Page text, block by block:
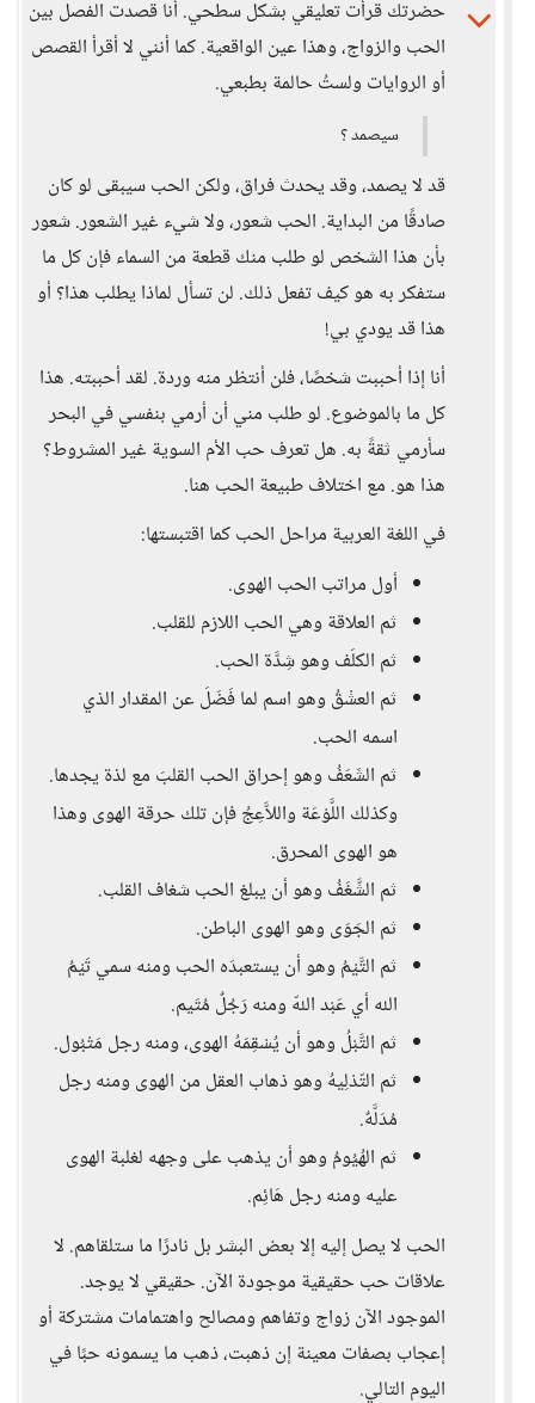
حضرتك قرأت تعليقي بشكل سطحي. أنا قصدت الفصل بين
الحب والزواج، وهذا عين الواقعية. كما أنني لا أقرأ القصص
أو الروايات ولستُ حالمة بطبعي.
سيصمد ؟
قد لا يصمد، وقد يحدث فراق، ولكن الحب سيبقى لو كان
صادقًا من البداية. الحب شعور، ولا شيء غير الشعور. شعور
بأن هذا الشخص لو طلب منك قطعة من السماء فإن كل ما
ستفكر به هو كيف تفعل ذلك. لن تسأل لماذا يطلب هذا؟ أو
هذا قد يودي بي!
أنا إذا أحببت شخصًا، فلن أنتظر منه وردة. لقد أحببته. هذا
كل ما بالموضوع. لو طلب مني أن أرمي بنفسي في البحر
سأرمي ثقةً به. هل تعرف حب الأم السوية غير المشروط؟
هذا هو. مع اختلاف طبيعة الحب هنا.
في اللغة العربية مراحل الحب كما اقتبستها:
أول مراتب الحب الهوى.
ثم العلاقة وهي الحب اللازم للقلب.
ثم الكلَف وهو شِدَّة الحب.
ثم العشْقُ وهو اسم لما فَضَلَ عن المقدار الذي
اسمه الحب.
ثم الشَعَفُ وهو إحراق الحب القلبَ مع لذة يجدها.
وكذلك اللَّوْعَة واللاَّعِجُ فإن تلك حرقة الهوى وهذا
هو الهوى المحرق.
ثم الشَّغَفُ وهو أن يبلغ الحب شغاف القلب.
ثم الجَوَى وهو الهوى الباطن.
ثم التَّيْمُ وهو أن يستعبدَه الحب ومنه سمي تَيْمُ
الله أي عَبْد اللهّ ومنه رَجُلٌ مُتَيم.
ثم التَّبْلُ وهو أن يُسْقِمَهُ الهوى، ومنه رجل مَتْبُول.
ثم التّدْلِيهُ وهو ذهاب العقل من الهوى ومنه رجل
مُدَلَّهٌ.
ثم الهُيُومُ وهو أن يذهب على وجهه لغلبة الهوى
عليه ومنه رجل هَائِم.
الحب لا يصل إليه إلا بعض البشر بل نادرًا ما ستلقاهم. لا
علاقات حب حقيقية موجودة الآن. حقيقي لا يوجد.
الموجود الآن زواج وتفاهم ومصالح واهتمامات مشتركة أو
إعجاب بصفات معينة إن ذهبت، ذهب ما يسمونه حبًا في
اليوم التالي.